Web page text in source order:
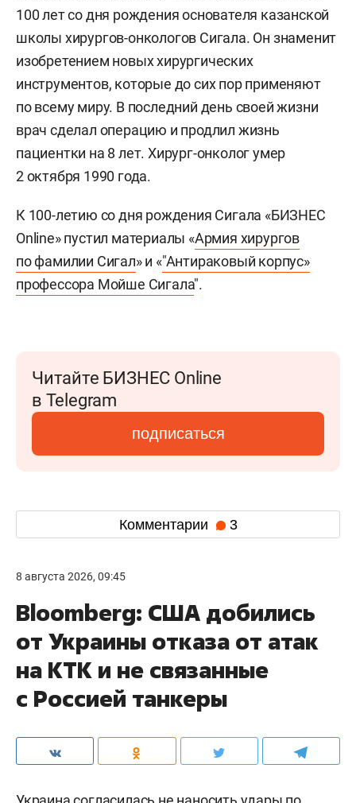
100 лет со дня рождения основателя казанской
школы хирургов-онкологов Сигала. Он знаменит
изобретением новых хирургических
инструментов, которые до сих пор применяют
по всему миру. В последний день своей жизни
врач сделал операцию и продлил жизнь
пациентки на 8 лет. Хирург-онколог умер
2 октября 1990 года.
К 100-летию со дня рождения Сигала «БИЗНЕС
Online» пустил материалы «Армия хирургов
по фамилии Сигал» и «"Антираковый корпус»
профессора Мойше Сигала".
Читайте БИЗНЕС Online
в Telegram
подписаться
Комментарии 3
8 августа 2026, 09:45
Bloomberg: США добились
от Украины отказа от атак
на КТК и не связанные
с Россией танкеры